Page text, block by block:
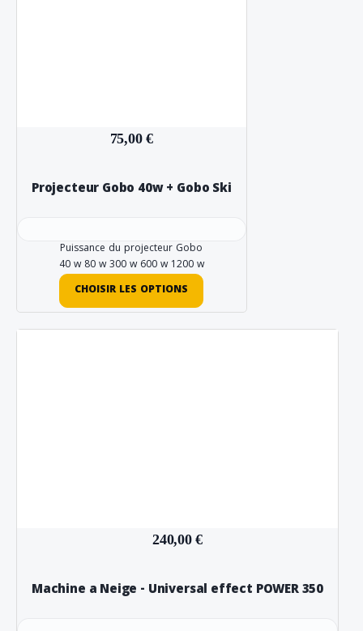
75,00 €
Projecteur Gobo 40w + Gobo Ski
Puissance du projecteur Gobo
40 w80 w300 w600 w1200 w
CHOISIR LES OPTIONS
240,00 €
Machine a Neige - Universal effect POWER 350